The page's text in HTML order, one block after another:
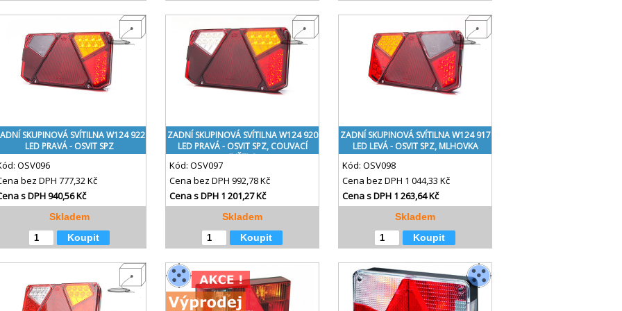
SKUPINOVÁ SVÍTILNA W124 922
LED PRAVÁ - OSVIT SPZ
OSV096
bez DPH 777,32 Kč
s DPH940,56 Kč
Skladem
Koupit
ZADNÍ SKUPINOVÁ SVÍTILNA W124 920
LED PRAVÁ - OSVIT SPZ, COUVACÍ
SVĚTLO
Kód: OSV097
Cena bez DPH 992,78 Kč
Cena s DPH 1 201,27 Kč
Skladem
Koupit
ZADNÍ SKUPINOVÁ SVÍTILNA W124 917
LED LEVÁ - OSVIT SPZ, MLHOVKA
Kód: OSV098
Cena bez DPH 1 044,33 Kč
Cena s DPH 1 263,64 Kč
Skladem
Koupit